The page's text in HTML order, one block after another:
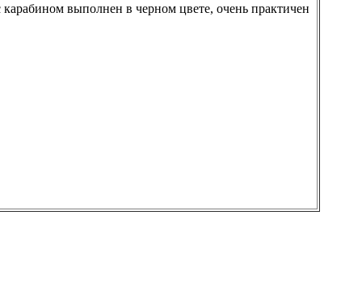
выполнен в черном цвете, очень практичен